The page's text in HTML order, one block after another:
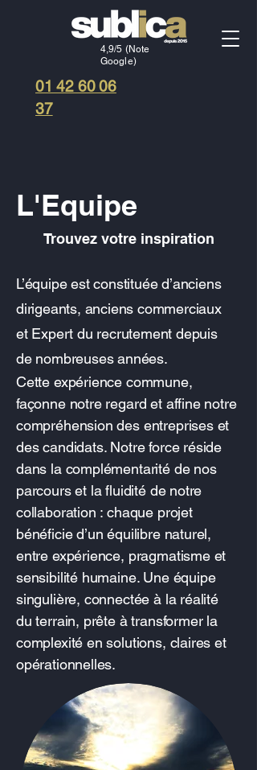
01 42 60 06
37
4,9/5 (Note
Google)
L'Equipe
Trouvez votre inspiration
L’équipe est constituée d’anciens
dirigeants, anciens commerciaux
et Expert du recrutement depuis
de nombreuses années.
Cette expérience commune,
façonne notre regard et affine notre
compréhension des entreprises et
des candidats. Notre force réside
dans la complémentarité de nos
parcours et la fluidité de notre
collaboration : chaque projet
bénéficie d’un équilibre naturel,
entre expérience, pragmatisme et
sensibilité humaine. Une équipe
singulière, connectée à la réalité
du terrain, prête à transformer la
complexité en solutions, claires et
opérationnelles.